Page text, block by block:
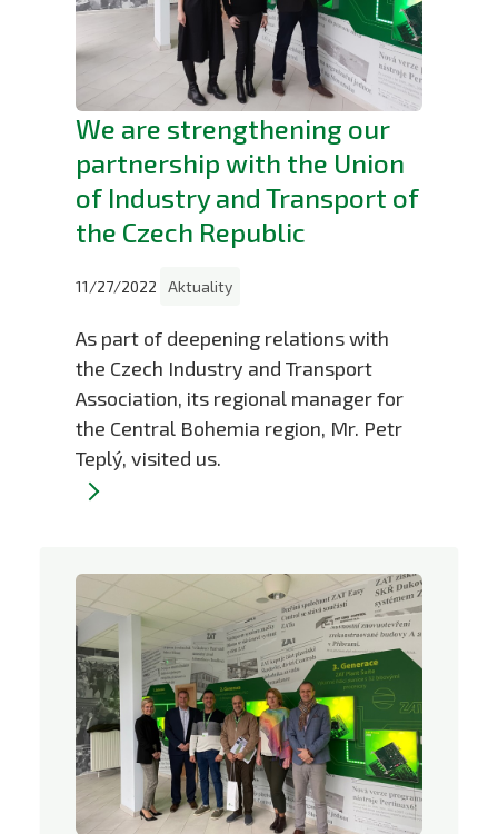
We are strengthening our
partnership with the Union
of Industry and Transport of
the Czech Republic
11/27/2022 Aktuality
As part of deepening relations with
the Czech Industry and Transport
Association, its regional manager for
the Central Bohemia region, Mr. Petr
Teplý, visited us.